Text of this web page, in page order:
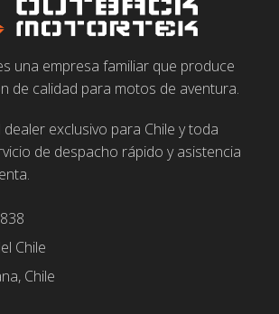
una empresa familiar que produce
de calidad para motos de aventura.
dealer exclusivo para Chile y toda
de despacho rápido y asistencia
Chile
Chile